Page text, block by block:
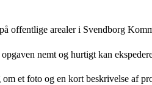
offentlige arealer i Svendborg
nemt og hurtigt kan
et foto og en kort beskrivelse af